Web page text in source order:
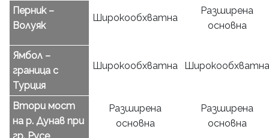
Перник –
Волуяк
Широкообхватна
Разширена
основна
Ямбол –
граница с
Турция
Широкообхватна Широкообхватна
Втори мост
на р. Дунав при
гр. Русе
Разширена
основна
Разширена
основна